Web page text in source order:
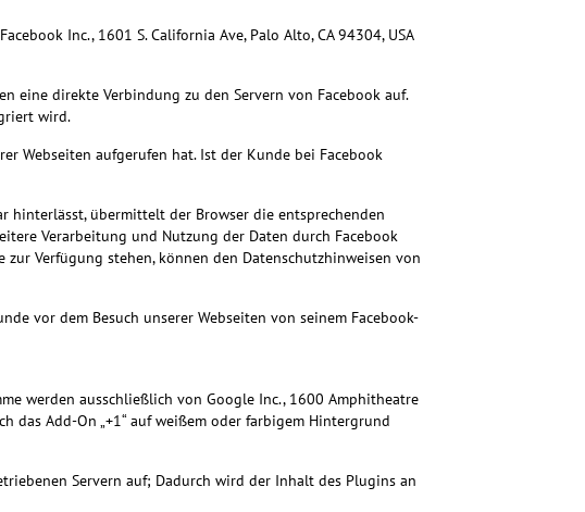
Inc., 1601 S. California Ave, Palo Alto, CA 94304, USA
eine direkte Verbindung zu den Servern von Facebook auf.
wird.
Webseiten aufgerufen hat. Ist der Kunde bei Facebook
hinterlässt, übermittelt der Browser die entsprechenden
Verarbeitung und Nutzung der Daten durch Facebook
Verfügung stehen, können den Datenschutzhinweisen von
vor dem Besuch unserer Webseiten von seinem Facebook-
werden ausschließlich von Google Inc., 1600 Amphitheatre
das Add-On „+1“ auf weißem oder farbigem Hintergrund
Servern auf; Dadurch wird der Inhalt des Plugins an